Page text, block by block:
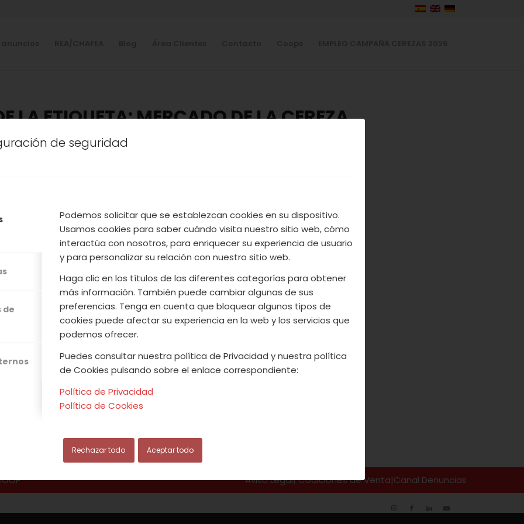
de seguridad
de
Podemos solicitar que se establezcan cookies en su dispositivo.
Usamos cookies para saber cuándo visita nuestro sitio web, cómo
interactúa con nosotros, para enriquecer su experiencia de usuario
y para personalizar su relación con nuestro sitio web.
Haga clic en los títulos de las diferentes categorías para obtener
más información. También puede cambiar algunas de sus
preferencias. Tenga en cuenta que bloquear algunos tipos de
cookies puede afectar su experiencia en la web y los servicios que
podemos ofrecer.
Puedes consultar nuestra política de Privacidad y nuestra política
de Cookies pulsando sobre el enlace correspondiente:
Política de Privacidad
Política de Cookies
Rechazar todo Aceptar todo
LA ETIQUETA:MERCADO DE LA CEREZA
NUESTROS PRODUCTOS,TURISMO
celebró en la localidad de Rebollar laIV Feria de la Cereza, con
de público que participó en todas las actividades. Una variada
acercó a los visitantes a la verdaderapasiónque
fruto en la citada comarca del norte cacereño.
Leer más
0 COMENTARIOS
/ POR
Aviso Legal|Codiciones de Venta|Canal Denuncias